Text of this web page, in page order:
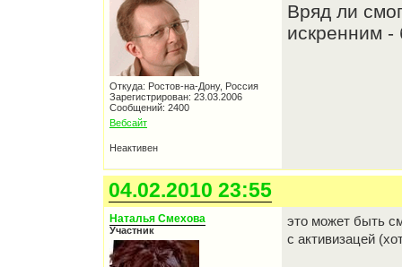
Откуда: Ростов-на-Дону, Россия
Зарегистрирован: 23.03.2006
Сообщений: 2400
Вебсайт
Вряд ли
искренним -
Неактивен
04.02.2010 23:55
Наталья Смехова
Участник
это может быть
с активизацей